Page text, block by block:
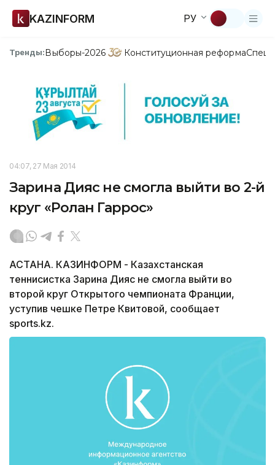
KAZINFORM РУ
Тренды:Выборы-2026 Конституционная реформа
04:07, 27 Мая 2014
Зарина Дияс не смогла выйти во 2-й
круг «Ролан Гаррос»
АСТАНА. КАЗИНФОРМ - Казахстанская
теннисистка Зарина Дияс не смогла выйти во
второй круг Открытого чемпионата Франции,
уступив чешке Петре Квитовой, сообщает
sports.kz.